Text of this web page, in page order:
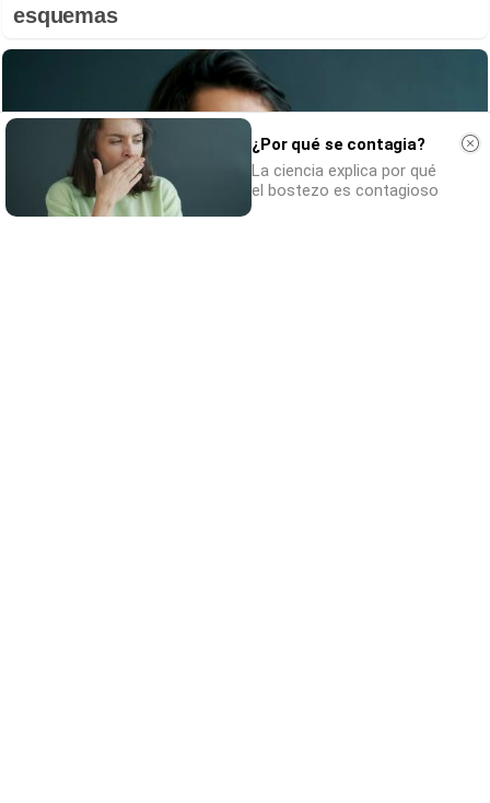
esquemas
¿Por qué se contagia?
La ciencia explica por qué
el bostezo es contagioso